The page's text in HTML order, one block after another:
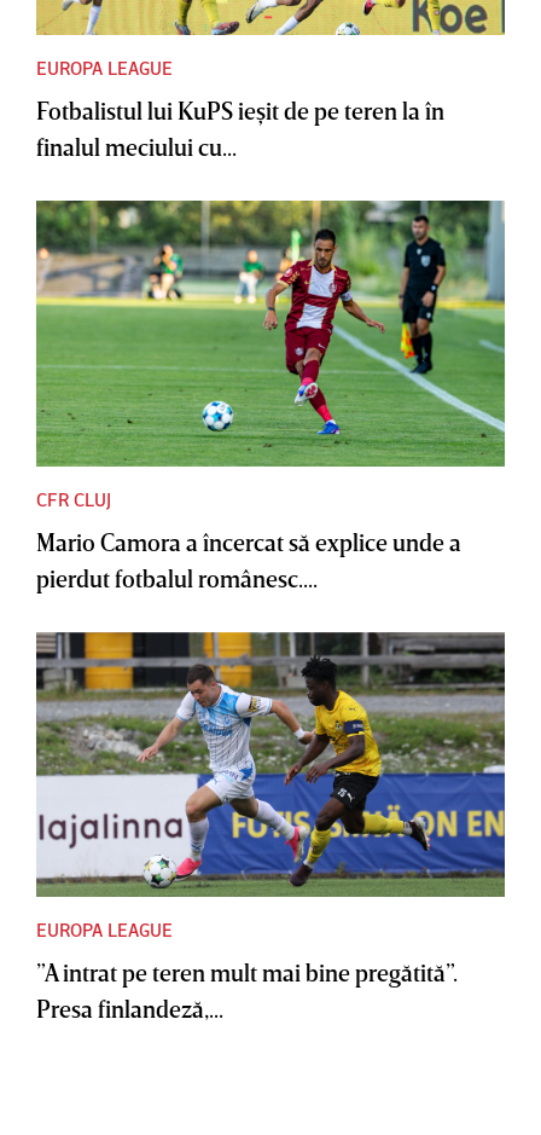
EUROPA LEAGUE
Fotbalistul lui KuPS ieşit de pe teren la în
finalul meciului cu...
CFR CLUJ
Mario Camora a încercat să explice unde a
pierdut fotbalul românesc....
EUROPA LEAGUE
”A intrat pe teren mult mai bine pregătită”.
Presa finlandeză,...